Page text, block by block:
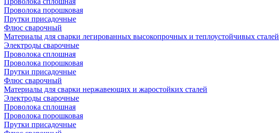
Проволока порошковая
Прутки присадочные
Флюс сварочный
Материалы для сварки легированных высокопрочных и теплоустойчивых сталей
Электроды сварочные
Проволока сплошная
Проволока порошковая
Прутки присадочные
Флюс сварочный
Материалы для сварки нержавеющих и жаростойких сталей
Электроды сварочные
Проволока сплошная
Проволока порошковая
Прутки присадочные